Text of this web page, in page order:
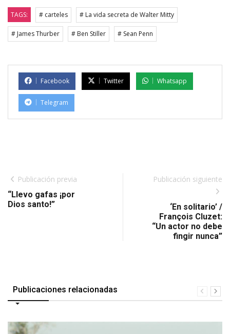
TAGS: # carteles # La vida secreta de Walter Mitty
# James Thurber # Ben Stiller # Sean Penn
Facebook Twitter Whatsapp
Telegram
Publicación previa
“Llevo gafas ¡por
Dios santo!”
Publicación siguiente
‘En solitario’ /
François Cluzet:
“Un actor no debe
fingir nunca”
Publicaciones relacionadas